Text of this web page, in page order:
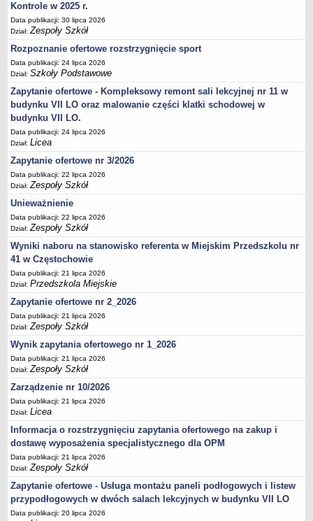
Kontrole w 2025 r.
Data publikacji: 30 lipca 2026
Dział:Zespoły Szkół
Rozpoznanie ofertowe rozstrzygnięcie sport
Data publikacji: 24 lipca 2026
Dział:Szkoły Podstawowe
Zapytanie ofertowe - Kompleksowy remont sali lekcyjnej nr 11 w
budynku VII LO oraz malowanie części klatki schodowej w
budynku VII LO.
Data publikacji: 24 lipca 2026
Dział:Licea
Zapytanie ofertowe nr 3/2026
Data publikacji: 22 lipca 2026
Dział:Zespoły Szkół
Unieważnienie
Data publikacji: 22 lipca 2026
Dział:Zespoły Szkół
Wyniki naboru na stanowisko referenta w Miejskim Przedszkolu nr
41 w Częstochowie
Data publikacji: 21 lipca 2026
Dział:Przedszkola Miejskie
Zapytanie ofertowe nr 2_2026
Data publikacji: 21 lipca 2026
Dział:Zespoły Szkół
Wynik zapytania ofertowego nr 1_2026
Data publikacji: 21 lipca 2026
Dział:Zespoły Szkół
Zarządzenie nr 10/2026
Data publikacji: 21 lipca 2026
Dział:Licea
Informacja o rozstrzygnięciu zapytania ofertowego na zakup i
dostawę wyposażenia specjalistycznego dla OPM
Data publikacji: 21 lipca 2026
Dział:Zespoły Szkół
Zapytanie ofertowe - Usługa montażu paneli podłogowych i listew
przypodłogowych w dwóch salach lekcyjnych w budynku VII LO
Data publikacji: 20 lipca 2026